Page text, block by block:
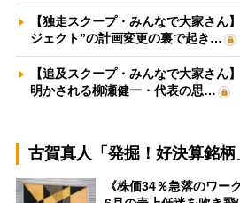
【独走スクープ・みんなで大家さん
ジェクト”の計画変更の裏で起き…
【追及スクープ・みんなで大家さん
明かされる柳瀬健一・代表の思…
古賀真人「発掘！好決算銘柄
《株価34％急落のワー